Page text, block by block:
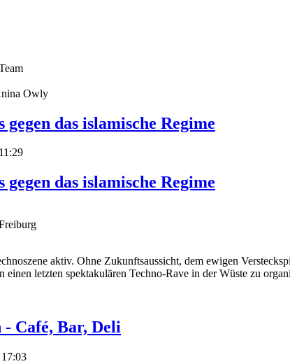
Owly
das islamische Regime
das islamische Regime
aktiv. Ohne Zukunftsaussicht, dem ewigen
letzten spektakulären Techno-Rave in der Wüste zu
Café, Bar, Deli